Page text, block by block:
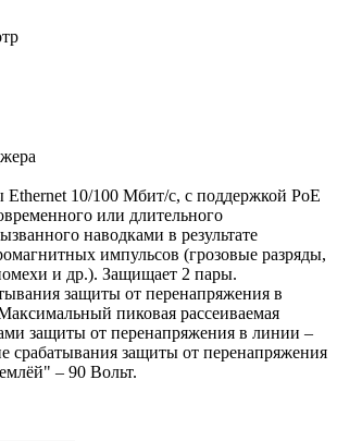
Ethernet 10/100 Mбит/с, с поддержкой РоЕ
или длительного
наводками в результате
импульсов (грозовые разряды,
и др.). Защищает 2 пары.
защиты от перенапряжения в
пиковая рассеиваемая
защиты от перенапряжения в линии –
срабатывания защиты от перенапряжения
– 90 Вольт.